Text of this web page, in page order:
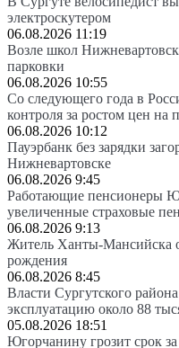
электроскутером
06.08.2026 11:19
Возле школ
парковки
06.08.2026 10:55
Со следующего года в
контроля за ростом цен на
06.08.2026 10:12
Пауэрбанк без зарядки
Нижневартовске
06.08.2026 9:45
Работающие пенсионеры
увеличенные страховые
06.08.2026 9:13
Житель Ханты-Мансийска
рождения
06.08.2026 8:45
Власти Сургутского
эксплуатацию около 88
05.08.2026 18:51
Югорчанину грозит срок